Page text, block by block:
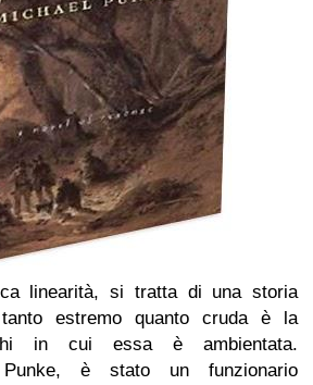
linearità, si tratta di una storia
estremo quanto cruda è la
in cui essa è ambientata.
, è stato un funzionario